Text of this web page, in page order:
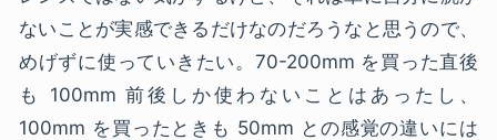
ないことが実感できるだけなのだろうなと思うので、
めげずに使っていきたい。70-200mm を買った直後
も 100mm 前後しか使わないことはあったし、
100mm を買ったときも 50mm との感覚の違いには